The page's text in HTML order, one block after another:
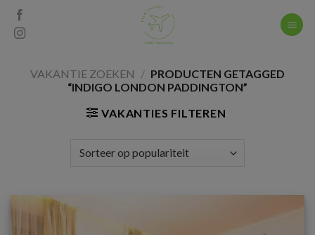
Skip
content
VAKANTIE ZOEKEN / PRODUCTEN GETAGGED
“INDIGO LONDON PADDINGTON”
VAKANTIES FILTEREN